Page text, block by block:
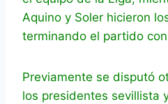
Aquino y Soler hicieron
terminando el partido
Previamente se disputó
los presidentes sevillista